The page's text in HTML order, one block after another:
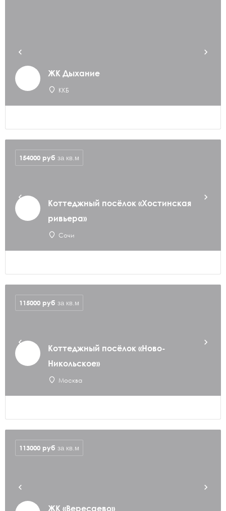
ЖК Дыхание
ККБ
Коттеджный посёлок «Хостинская
ривьера»
Сочи
154000 руб за кв.м
Коттеджный посёлок «Ново-
Никольское»
Москва
115000 руб за кв.м
ЖК «Вересаево»
113000 руб за кв.м